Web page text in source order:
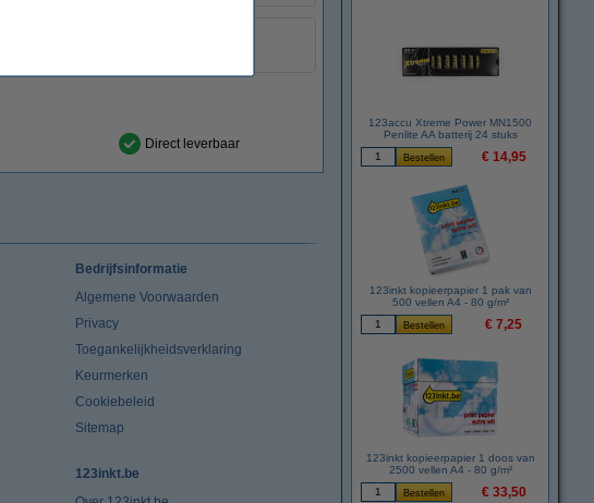
Direct leverbaar
123accu Xtreme Power MN1500
Penlite AA batterij 24 stuks
€ 14,95
123inkt kopieerpapier 1 pak van
500 vellen A4 - 80 g/m²
€ 7,25
123inkt kopieerpapier 1 doos van
2500 vellen A4 - 80 g/m²
€ 33,50
Bedrijfsinformatie
Algemene Voorwaarden
Privacy
Toegankelijkheidsverklaring
Keurmerken
Cookiebeleid
Sitemap
123inkt.be